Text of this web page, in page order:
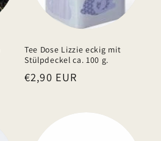
Tee Dose Lizzie eckig mit
Stülpdeckel ca. 100 g.
Normaler
€2,90 EUR